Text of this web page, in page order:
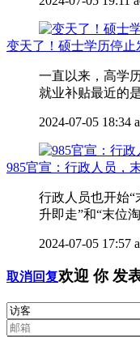
变天了！硕士学历停
一直以来，高学
就业补贴最近的
2024-07-05 18:34
985官宣：行政人员，
行政人员也开始
升即走”和“末位
2024-07-05 17:57
取消回复欢迎 你发